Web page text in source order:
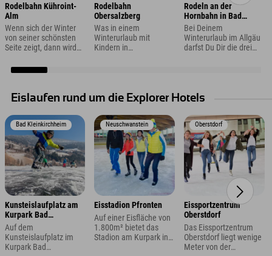
Rodelbahn Kühroint-
Alm
Wenn sich der Winter
von seiner schönsten
Seite zeigt, dann wird
auszupacken. Wo Du
Berchtesgaden gut
auf der Rodelbahn
Kühroint-Alm in
Schönau.
Rodelbahn
Obersalzberg
Was in einem
Winterurlaub mit
Kindern in
Ausflug auf die
Obersalzberg?
Rodeln an der
Hornbahn in Bad
Hindelang
Bei Deinem
Winterurlaub im Allgäu
darfst Du Dir die drei
Fall entgehen lassen.
Eislaufen rund um die Explorer Hotels
Bad Kleinkirchheim
Kunsteislaufplatz am
Kurpark Bad
Kleinkirchheim
Auf dem
Kunsteislaufplatz im
Kurpark Bad
Neuschwanstein
Eisstadion Pfronten
Auf einer Eisfläche von
1.800m² bietet das
Stadion am Kurpark in
Oberstdorf
Eissportzentrum
Oberstdorf
Das Eissportzentrum
Oberstdorf liegt wenige
Meter von der